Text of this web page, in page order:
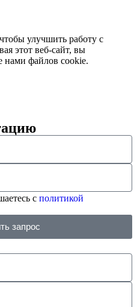
улучшить работу с
этот веб-сайт, вы
нами файлов cookie.
с политикой
запрос